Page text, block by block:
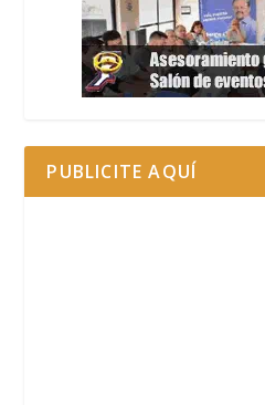
PUBLICITE AQUÍ